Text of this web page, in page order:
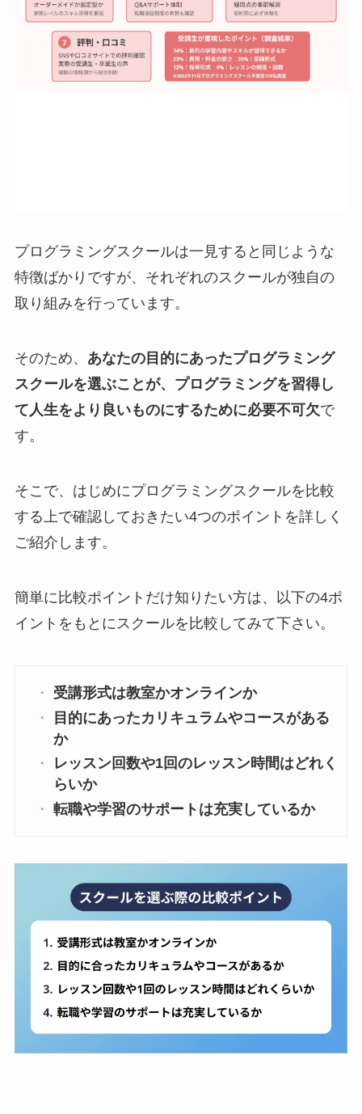
プログラミングスクールは一見すると同じような
特徴ばかりですが、それぞれのスクールが独自の
取り組みを行っています。
そのため、 あなたの目的にあったプログラミング
スクールを選ぶことが、プログラミングを習得し
て人生をより良いものにするために必要不可欠で
す。
そこで、はじめにプログラミングスクールを比較
する上で確認しておきたい4つのポイントを詳しく
ご紹介します。
簡単に比較ポイントだけ知りたい方は、以下の4ポ
イントをもとにスクールを比較してみて下さい。
受講形式は教室かオンラインか
目的にあったカリキュラムやコースがある
か
レッスン回数や1回のレッスン時間はどれく
らいか
転職や学習のサポートは充実しているか